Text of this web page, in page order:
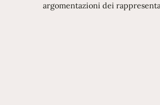
argomentazioni dei